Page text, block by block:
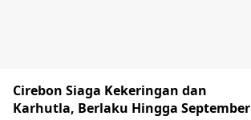
Cirebon Siaga Kekeringan dan
Karhutla, Berlaku Hingga September